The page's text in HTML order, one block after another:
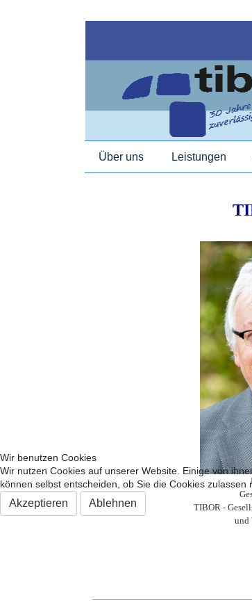
Über uns Leistungen
TIBOR -
und
Wir benutzen Cookies
Wir nutzen Cookies auf unserer Website. Einige von
können selbst entscheiden, ob Sie die Cookies
Akzeptieren
Ablehnen